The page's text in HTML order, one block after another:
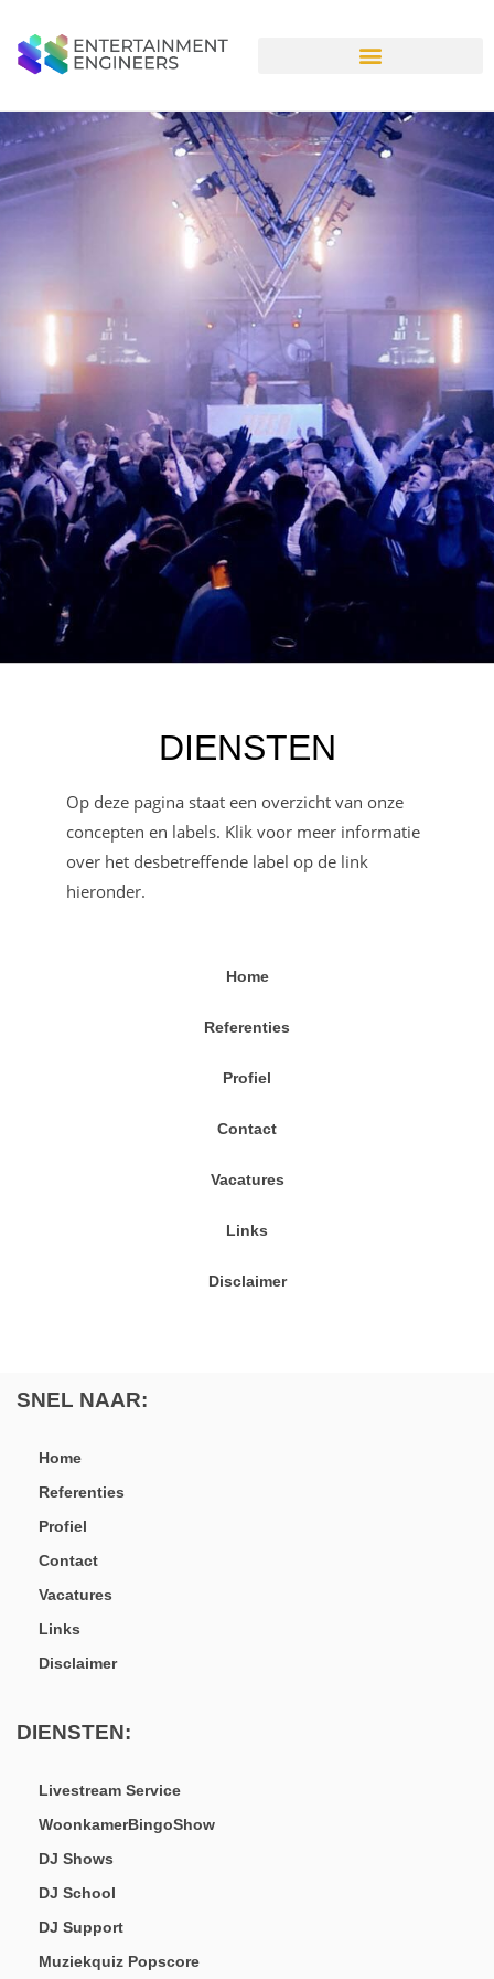
DIENSTEN
Op deze pagina staat een overzicht van onze
concepten en labels. Klik voor meer informatie
over het desbetreffende label op de link
hieronder.
Home
Referenties
Profiel
Contact
Vacatures
Links
Disclaimer
SNEL NAAR:
Home
Referenties
Profiel
Contact
Vacatures
Links
Disclaimer
DIENSTEN:
Livestream Service
WoonkamerBingoShow
DJ Shows
DJ School
DJ Support
Muziekquiz Popscore